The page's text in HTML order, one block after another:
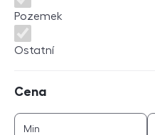
Pozemek
Ostatní
Cena
Min